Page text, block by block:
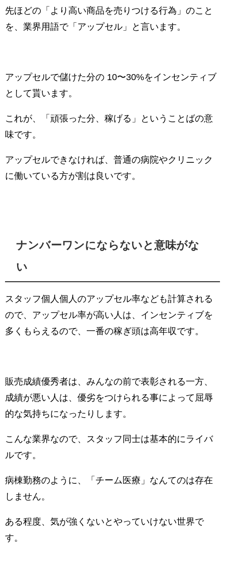
先ほどの「より高い商品を売りつける行為」のこと
を、業界用語で「アップセル」と言います。
アップセルで儲けた分の 10〜30%をインセンティブ
として貰います。
これが、「頑張った分、稼げる」ということばの意
味です。
アップセルできなければ、普通の病院やクリニック
に働いている方が割は良いです。
ナンバーワンにならないと意味がな
い
スタッフ個人個人のアップセル率なども計算される
ので、アップセル率が高い人は、インセンティブを
多くもらえるので、一番の稼ぎ頭は高年収です。
販売成績優秀者は、みんなの前で表彰される一方、
成績が悪い人は、優劣をつけられる事によって屈辱
的な気持ちになったりします。
こんな業界なので、スタッフ同士は基本的にライバ
ルです。
病棟勤務のように、「チーム医療」なんてのは存在
しません。
ある程度、気が強くないとやっていけない世界で
す。